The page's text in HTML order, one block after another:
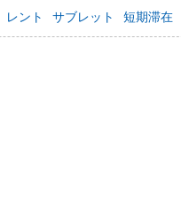
レント サブレット 短期滞在